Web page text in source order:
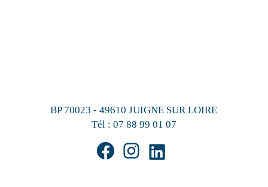
BP 70023 - 49610 JUIGNE SUR LOIRE
Tél : 07 88 99 01 07